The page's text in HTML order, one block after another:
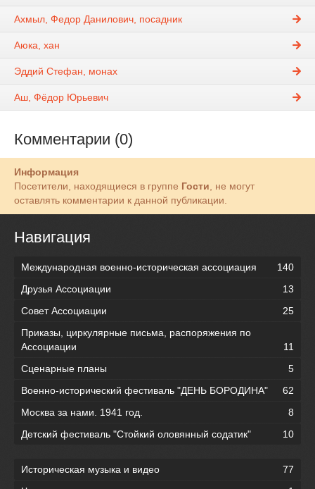
Ахмыл, Федор Данилович, посадник
Аюка, хан
Эддий Стефан, монах
Аш, Фёдор Юрьевич
Комментарии (0)
Информация
Посетители, находящиеся в группе Гости, не могут
оставлять комментарии к данной публикации.
Навигация
Международная военно-историческая ассоциация
140
Друзья Ассоциации
13
Совет Ассоциации
25
Приказы, циркулярные письма, распоряжения по
Ассоциации
11
Сценарные планы
5
Военно-исторический фестиваль "ДЕНЬ БОРОДИНА"
62
Москва за нами. 1941 год.
8
Детский фестиваль "Стойкий оловянный содатик"
10
Историческая музыка и видео
77